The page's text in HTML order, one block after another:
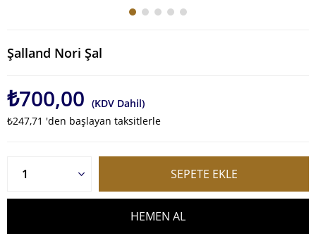
Şalland Nori Şal
₺700,00 (KDV Dahil)
₺247,71 'den başlayan taksitlerle